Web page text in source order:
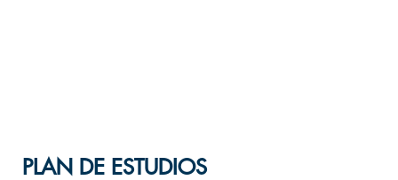
PLAN DE ESTUDIOS